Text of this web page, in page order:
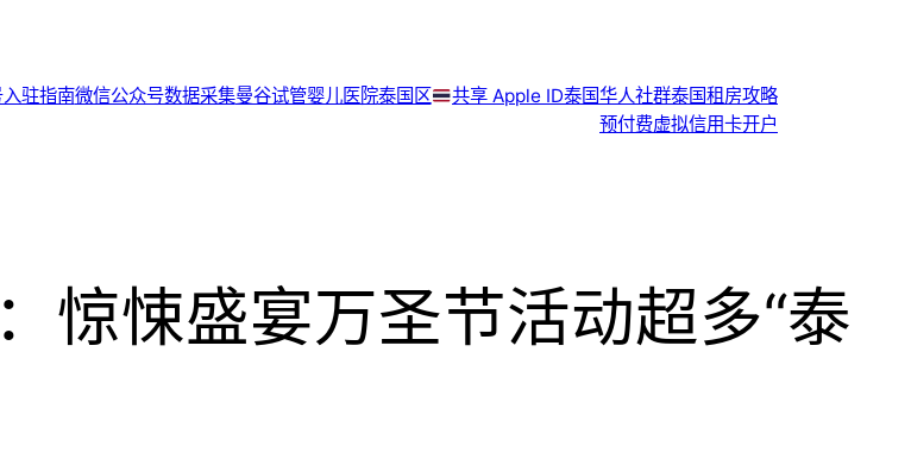
驻指南微信公众号数据采集曼谷试管婴儿医院泰国区 共享 Apple ID泰国华人社群泰国租房攻略
预付费虚拟信用卡开户
惊悚盛宴万圣节活动超多“泰